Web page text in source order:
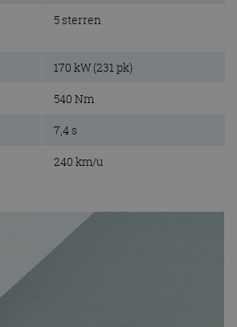
5 sterren
170 kW (231 pk)
540 Nm
7,4 s
240 km/u